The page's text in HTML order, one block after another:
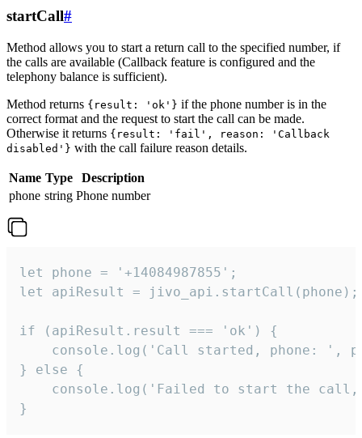
startCall#
Method allows you to start a return call to the specified number, if
the calls are available (Callback feature is configured and the
telephony balance is sufficient).
Method returns {result: 'ok'} if the phone number is in the
correct format and the request to start the call can be made.
Otherwise it returns {result: 'fail', reason: 'Callback
disabled'} with the call failure reason details.
Name Type
Description
phone string Phone number
let phone = '+14084987855';
let apiResult = jivo_api.startCall(phone);
if (apiResult.result === 'ok') {
console.log('Call started, phone: ',
} else {
console.log('Failed to start the
}